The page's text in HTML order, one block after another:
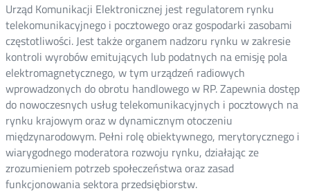
Urząd Komunikacji Elektronicznej jest regulatorem rynku
telekomunikacyjnego i pocztowego oraz gospodarki zasobami
częstotliwości. Jest także organem nadzoru rynku w zakresie
kontroli wyrobów emitujących lub podatnych na emisję pola
elektromagnetycznego, w tym urządzeń radiowych
wprowadzonych do obrotu handlowego w RP. Zapewnia dostęp
do nowoczesnych usług telekomunikacyjnych i pocztowych na
rynku krajowym oraz w dynamicznym otoczeniu
międzynarodowym. Pełni rolę obiektywnego, merytorycznego i
wiarygodnego moderatora rozwoju rynku, działając ze
zrozumieniem potrzeb społeczeństwa oraz zasad
funkcjonowania sektora przedsiębiorstw.